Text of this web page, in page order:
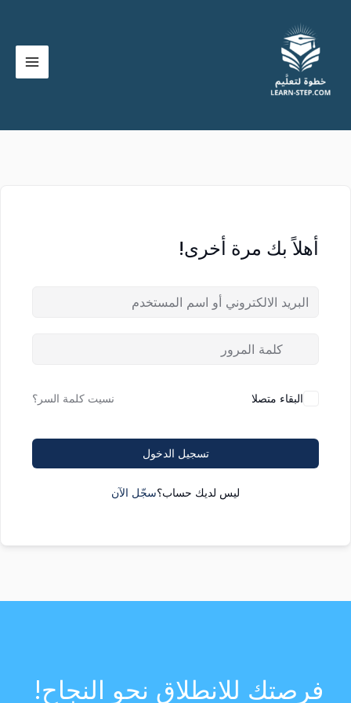
المحتوى
أهلاً بك مرة أخرى!
البقاء متصلا نسيت كلمة السر؟
تسجيل الدخول
ليس لديك حساب؟سجّل الآن
فرصتك للانطلاق نحو النجاح!